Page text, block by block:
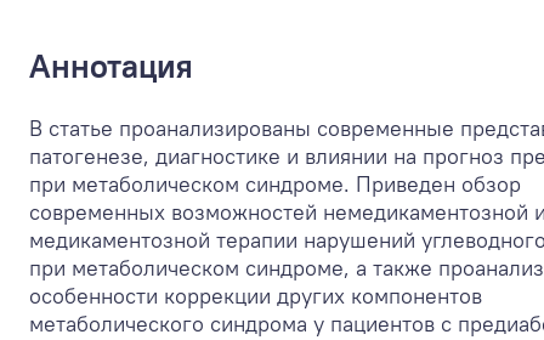
Аннотация
В статье проанализированы современные
патогенезе, диагностике и влиянии на прогноз
при метаболическом синдроме. Приведен обзор
современных возможностей немедикаментозной
медикаментозной терапии нарушений
при метаболическом синдроме, а также
особенности коррекции других компонентов
метаболического синдрома у пациентов с